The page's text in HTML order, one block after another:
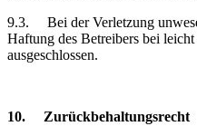
9.3.
Bei der Verletzung
Haftung des Betreibers bei
ausgeschlossen.
10.
Zurückbehaltungsrecht